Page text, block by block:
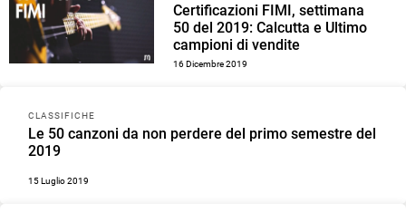
Certificazioni FIMI, settimana
50 del 2019: Calcutta e Ultimo
campioni di vendite
16 Dicembre 2019
CLASSIFICHE
Le 50 canzoni da non perdere del primo semestre del
2019
15 Luglio 2019